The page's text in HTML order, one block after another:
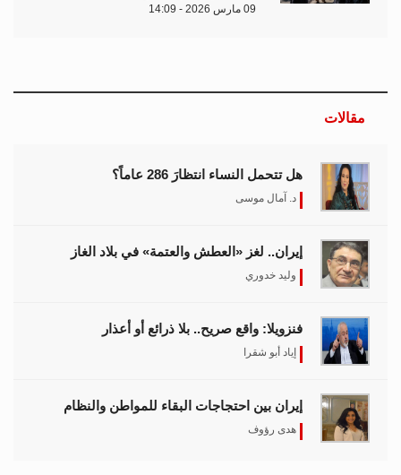
09 مارس 2026 - 14:09
مقالات
هل تتحمل النساء انتظارَ 286 عاماً؟
د. آمال موسى
إيران.. لغز «العطش والعتمة» في بلاد الغاز
وليد خدوري
فنزويلا: واقع صريح.. بلا ذرائع أو أعذار
إياد أبو شقرا
إيران بين احتجاجات البقاء للمواطن والنظام
هدى رؤوف